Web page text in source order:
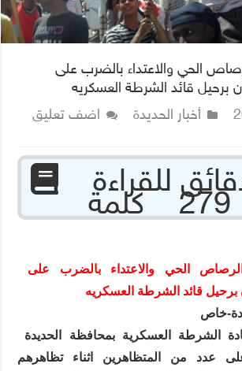
الحي والاعتداء بالضرب على
برحيل قائد الشرطة العسكريه
أخبار الحديدة
اضف تعليق
الرصاص الحي والاعتداء بالضرب على
برحيل قائد الشرطة العسكريه
خاص
الشرطة العسكرية بمحافظة الحديدة
عدد من المتظاهرين اثناء تظاهرهم